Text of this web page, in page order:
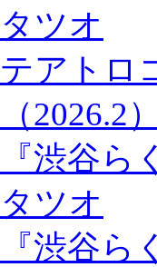
タツオ
テアトロ
（2026.2）
『渋谷
タツオ
『渋谷